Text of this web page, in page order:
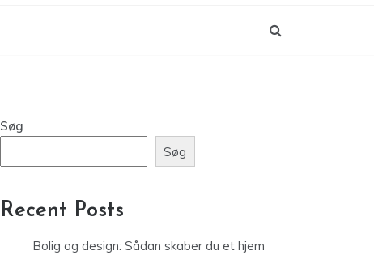
Søg
Søg
Recent Posts
Bolig og design: Sådan skaber du et hjem